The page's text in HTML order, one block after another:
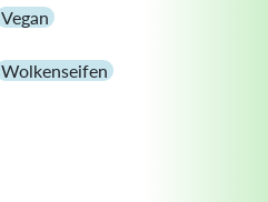
Vegan
Wolkenseifen